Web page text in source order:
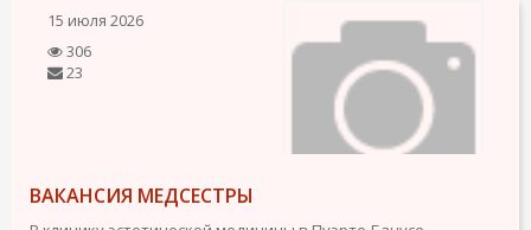
15 июля 2026
306
23
ВАКАНСИЯ МЕДСЕСТРЫ